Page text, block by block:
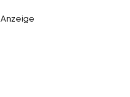
Anzeige